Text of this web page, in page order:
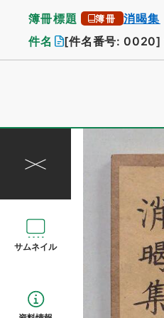
簿冊標題 簿冊 消暍集
件名 [件名番号: 0020]
サムネイル